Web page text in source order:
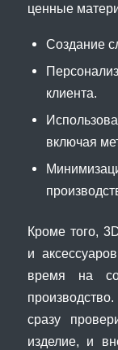
ценные
Создание
клиента.
включая
Кроме того,
и
время на
сразу
изделие, и